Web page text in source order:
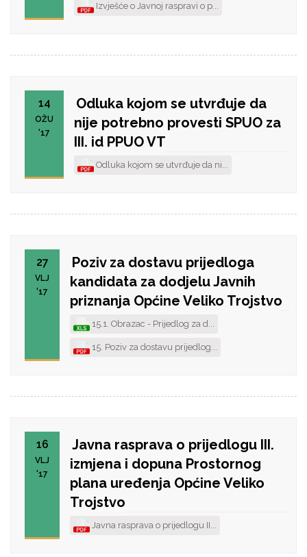
Izvješće o Javnoj raspravi o p...
14
OŽU
'17
Odluka kojom se utvrđuje da
nije potrebno provesti SPUO za
III. id PPUO VT
Odluka kojom se utvrđuje da ni...
27
VLJ
'17
Poziv za dostavu prijedloga
kandidata za dodjelu Javnih
priznanja Općine Veliko Trojstvo
15.1. Obrazac - Prijedlog za d...
15. Poziv za dostavu prijedlog...
16
VLJ
'17
Javna rasprava o prijedlogu III.
izmjena i dopuna Prostornog
plana uređenja Općine Veliko
Trojstvo
Javna rasprava o prijedlogu II...